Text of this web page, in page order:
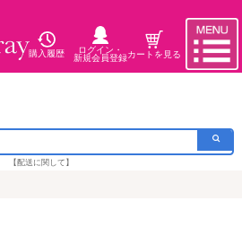
購入履歴
ログイン・
新規会員登録カートを見る
【配送に関して】